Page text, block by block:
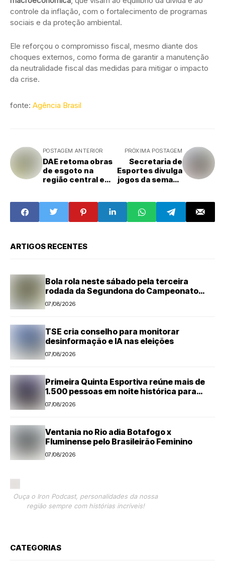
controle da inflação, com o fortalecimento de programas
sociais e da proteção ambiental.
Ele reforçou o compromisso fiscal, mesmo diante dos
choques externos, como forma de garantir a manutenção
da neutralidade fiscal das medidas para mitigar o impacto
da crise.
fonte: Agência Brasil
POSTAGEM ANTERIOR
DAE retoma obras
de esgoto na
região central e
em Santa Bárbara
d'Oeste
PRÓXIMA POSTAGEM
Secretaria de
Esportes divulga
jogos da semana
Futsal Masculino
ARTIGOS RECENTES
Bola rola neste sábado pela terceira
rodada da Segundona do Campeonato
Amador de Futebol
07/08/2026
TSE cria conselho para monitorar
desinformação e IA nas eleições
07/08/2026
Primeira Quinta Esportiva reúne mais de
1.500 pessoas em noite histórica para
Capivari
07/08/2026
Ventania no Rio adia Botafogo x
Fluminense pelo Brasileirão Feminino
07/08/2026
Ouça o Iron Podcast, personalidades da nossa
região sempre com histórias incríveis!
CATEGORIAS